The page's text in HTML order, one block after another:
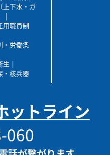
上下水・ガ
用職員制
・労働条
生
・核兵器
ットライン
060